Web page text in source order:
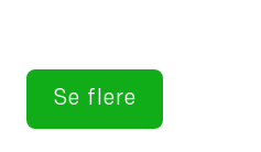
Se flere